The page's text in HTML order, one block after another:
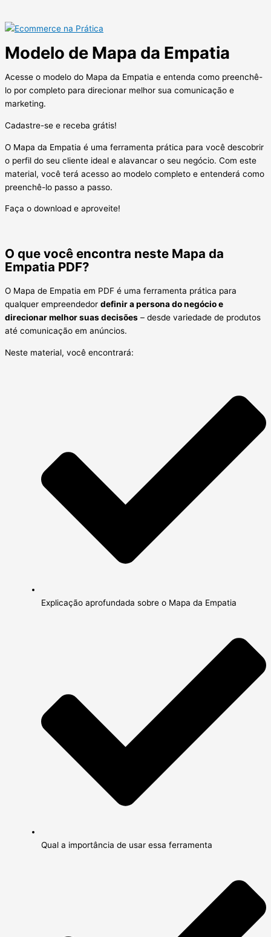
Modelo de Mapa da Empatia
Acesse o modelo do Mapa da Empatia e entenda como preenchê-
lo por completo para direcionar melhor sua comunicação e
marketing.
Cadastre-se e receba grátis!
O Mapa da Empatia é uma ferramenta prática para você descobrir
o perfil do seu cliente ideal e alavancar o seu negócio. Com este
material, você terá acesso ao modelo completo e entenderá como
preenchê-lo passo a passo.
Faça o download e aproveite!
O que você encontra neste Mapa da
Empatia PDF?
O Mapa de Empatia em PDF é uma ferramenta prática para
qualquer empreendedor definir a persona do negócio e
direcionar melhor suas decisões – desde variedade de produtos
até comunicação em anúncios.
Neste material, você encontrará:
Explicação aprofundada sobre o Mapa da Empatia
Qual a importância de usar essa ferramenta